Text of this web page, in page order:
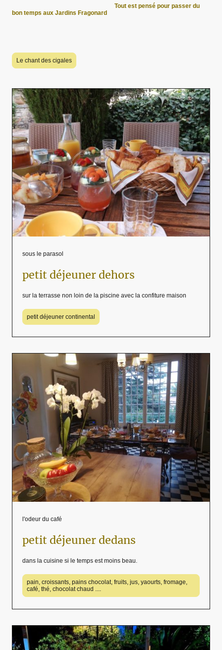
Tout est pensé pour passer du
bon temps aux Jardins Fragonard
Le chant des cigales
sous le parasol
petit déjeuner dehors
sur la terrasse non loin de la piscine avec la confiture maison
petit déjeuner continental
l'odeur du café
petit déjeuner dedans
dans la cuisine si le temps est moins beau.
pain, croissants, pains chocolat, fruits, jus, yaourts, fromage,
café, thé, chocolat chaud ....